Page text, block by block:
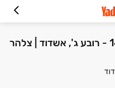
פרויקט הרב אבוחצירה 14 - רובע ג', אשדוד | צלהר